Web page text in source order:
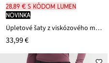
28,89 € s kódom LUMEN
novinka
Úpletové šaty z viskózového mixu
33,99 €